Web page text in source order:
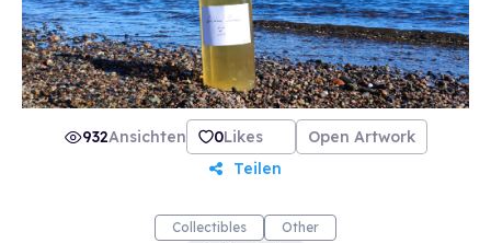
932Ansichten 0Likes
Open Artwork
Teilen
Collectibles Other